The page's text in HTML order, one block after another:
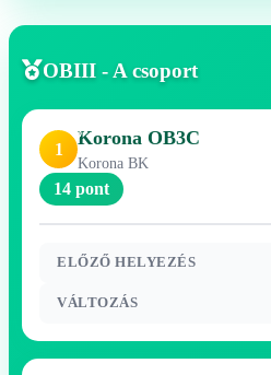
OBIII - A csoport
1
Korona OB3C
Korona BK
14 pont
ELŐZŐ HELYEZÉS
VÁLTOZÁS